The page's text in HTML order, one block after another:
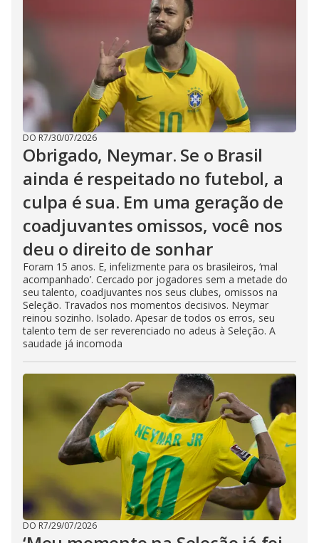
DO R7/30/07/2026
Obrigado, Neymar. Se o Brasil
ainda é respeitado no futebol, a
culpa é sua. Em uma geração de
coadjuvantes omissos, você nos
deu o direito de sonhar
Foram 15 anos. E, infelizmente para os brasileiros, ‘mal
acompanhado’. Cercado por jogadores sem a metade do
seu talento, coadjuvantes nos seus clubes, omissos na
Seleção. Travados nos momentos decisivos. Neymar
reinou sozinho. Isolado. Apesar de todos os erros, seu
talento tem de ser reverenciado no adeus à Seleção. A
saudade já incomoda
DO R7/29/07/2026